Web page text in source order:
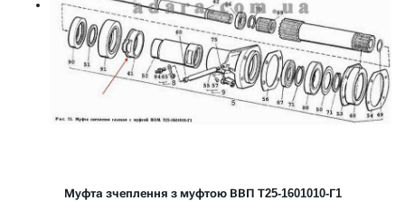
Муфта зчеплення з муфтою ВВП Т25-1601010-Г1